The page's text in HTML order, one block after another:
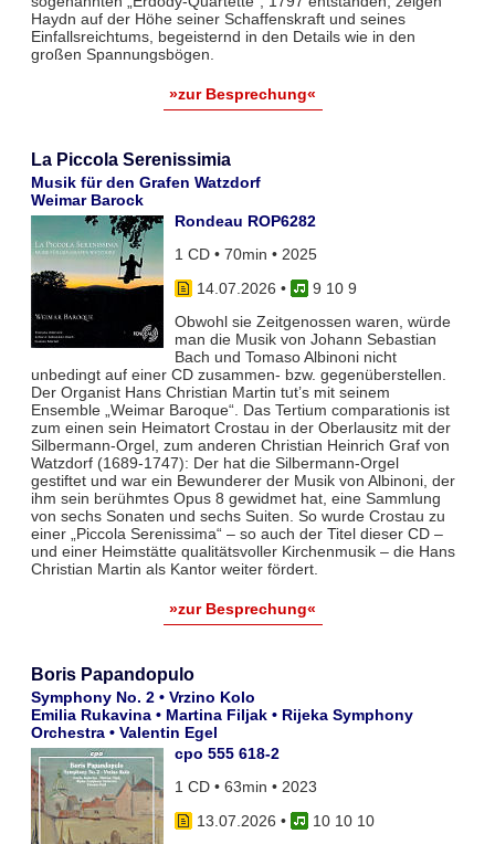
Haydn auf der Höhe seiner Schaffenskraft und seines
Einfallsreichtums, begeisternd in den Details wie in den
großen Spannungsbögen.
»zur Besprechung«
La Piccola Serenissimia
Musik für den Grafen Watzdorf
Weimar Barock
Rondeau ROP6282
1 CD • 70min • 2025
14.07.2026 •
9 10 9
Obwohl sie Zeitgenossen waren, würde
man die Musik von Johann Sebastian
Bach und Tomaso Albinoni nicht
unbedingt auf einer CD zusammen- bzw. gegenüberstellen.
Der Organist Hans Christian Martin tut’s mit seinem
Ensemble „Weimar Baroque“. Das Tertium comparationis ist
zum einen sein Heimatort Crostau in der Oberlausitz mit der
Silbermann-Orgel, zum anderen Christian Heinrich Graf von
Watzdorf (1689-1747): Der hat die Silbermann-Orgel
gestiftet und war ein Bewunderer der Musik von Albinoni, der
ihm sein berühmtes Opus 8 gewidmet hat, eine Sammlung
von sechs Sonaten und sechs Suiten. So wurde Crostau zu
einer „Piccola Serenissima“ – so auch der Titel dieser CD –
und einer Heimstätte qualitätsvoller Kirchenmusik – die Hans
Christian Martin als Kantor weiter fördert.
»zur Besprechung«
Boris Papandopulo
Symphony No. 2 • Vrzino Kolo
Emilia Rukavina • Martina Filjak • Rijeka Symphony
Orchestra • Valentin Egel
cpo 555 618-2
1 CD • 63min • 2023
13.07.2026 •
10 10 10